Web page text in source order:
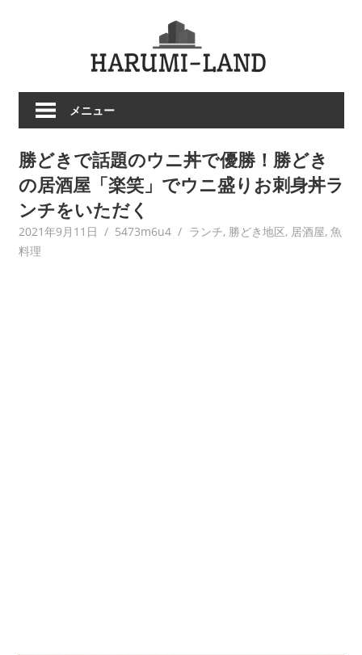
メニュー
勝どきで話題のウニ丼で優勝！勝どき
の居酒屋「楽笑」でウニ盛りお刺身丼ラ
ンチをいただく
2021年9月11日 5473m6u4 ランチ, 勝どき地区, 居酒屋, 魚
料理